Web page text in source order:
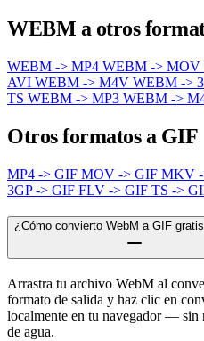
WEBM a otros
WEBM -> MP4 WEBM -> MOV
AVI WEBM -> M4V WEBM ->
TS WEBM -> MP3 WEBM ->
Otros formatos a GIF
MP4 -> GIF MOV -> GIF MKV
3GP -> GIF FLV -> GIF TS ->
¿Cómo convierto WebM a GIF
Arrastra tu archivo WebM al
formato de salida y haz clic en
localmente en tu navegador — sin
de agua.